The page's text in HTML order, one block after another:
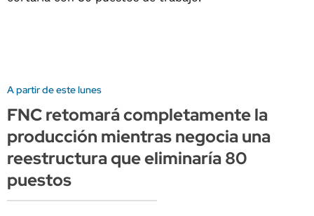
A partir de este lunes
FNC retomará completamente la
producción mientras negocia una
reestructura que eliminaría 80
puestos